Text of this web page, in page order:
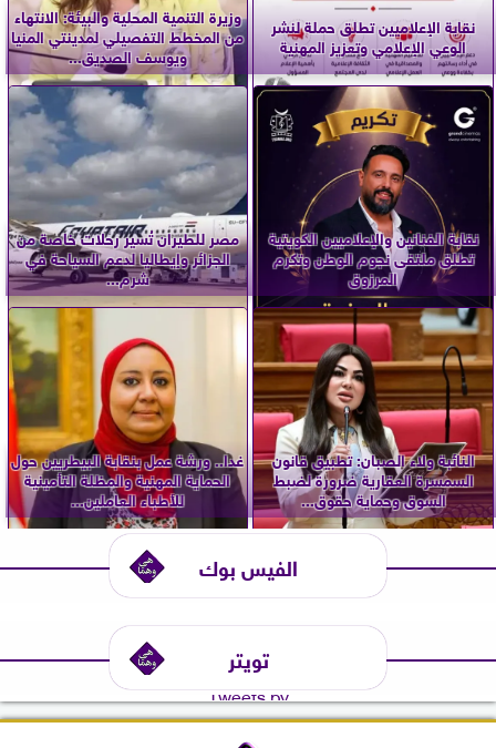
نقابة الإعلاميين تطلق حملة لنشر
الوعي الإعلامي وتعزيز المهنية
وزيرة التنمية المحلية والبيئة: الانتهاء
من المخطط التفصيلي لمدينتي المنيا
ويوسف الصديق...
نقابة الفنانين والإعلاميين الكويتية
تطلق ملتقى نجوم الوطن وتكرم
المرزوق
مصر للطيران تُسير رحلات خاصة من
الجزائر وإيطاليا لدعم السياحة في
شرم...
النائبة ولاء الصبان: تطبيق قانون
السمسرة العقارية ضرورة لضبط
السوق وحماية حقوق...
غدا.. ورشة عمل بنقابة البيطريين حول
الحماية المهنية والمظلة التأمينية
للأطباء العاملين...
الفيس بوك
تويتر
Tweets by